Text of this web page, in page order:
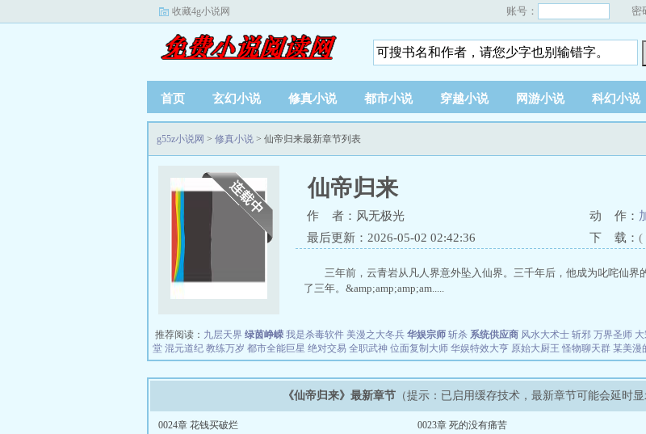
收藏4g小说网 账号： 密
首页 玄幻小说 修真小说 都市小说 穿越小说 网游小说 科幻小说
g55z小说网 > 修真小说 > 仙帝归来最新章节列表
仙帝归来
作 者：风无极光 动 作：
最后更新：2026-05-02 02:42:36
下 载： (
三年前，云青岩从凡人界意外坠入仙界。三千年后，他成为叱咤仙
了三年。&amp;amp;amp;am.....
推荐阅读： 九层天界 绿茵峥嵘 我是杀毒软件 美漫之大冬兵 华娱宗师 斩杀 系统供应商 风水大术士 斩邪 万界圣师
堂 混元道纪 教练万岁 都市全能巨星 绝对交易 全职武神 位面复制大师 华娱特效大亨 原始大厨王 怪物聊天群 某美漫
《仙帝归来》最新章节 （提示：已启用缓存技术，最新章节可能会延时
0024章 花钱买破烂 0023章 死的没有痛苦